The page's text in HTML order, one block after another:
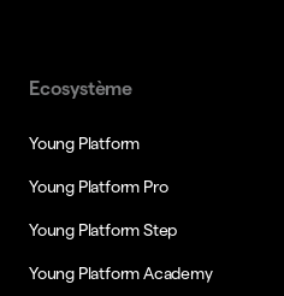
Ecosystème
Young Platform
Young Platform Pro
Young Platform Step
Young Platform Academy